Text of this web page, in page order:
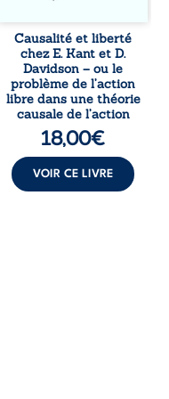
responsabilité. De
la volonté
kantienne au
monisme anomal
de Davidson, il
interroge la
manière dont les
intentions et les
peuvent ...
Causalité et liberté
chez E. Kant et D.
Davidson – ou le
problème de l’action
libre dans une théorie
causale de l’action
18,00€
VOIR CE LIVRE